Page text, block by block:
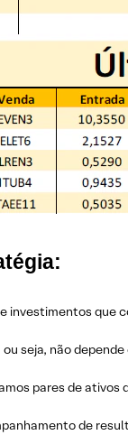
investimentos que
seja, não
pares de
de